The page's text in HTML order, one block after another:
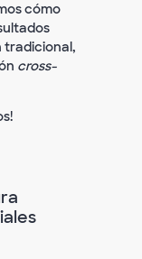
cómo
tradicional,
cross-